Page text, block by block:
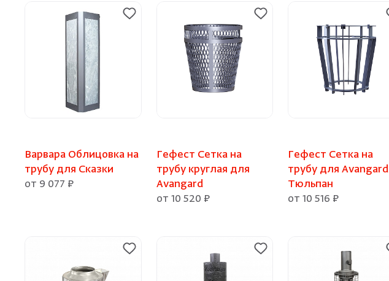
Варвара Облицовка на
трубу для Сказки
от 9 077 ₽
Гефест Сетка на
трубу круглая для
Avangard
от 10 520 ₽
Гефест Сетка на
трубу для Avangard
Тюльпан
от 10 516 ₽